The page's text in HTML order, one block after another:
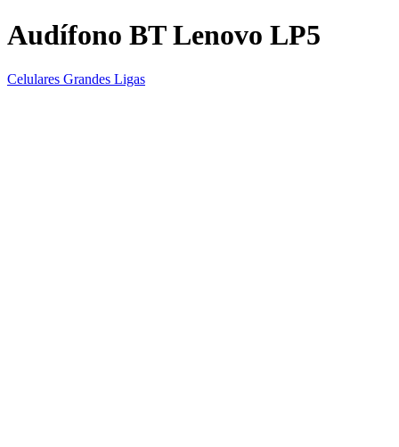
Audífono BT Lenovo LP5
Celulares Grandes Ligas